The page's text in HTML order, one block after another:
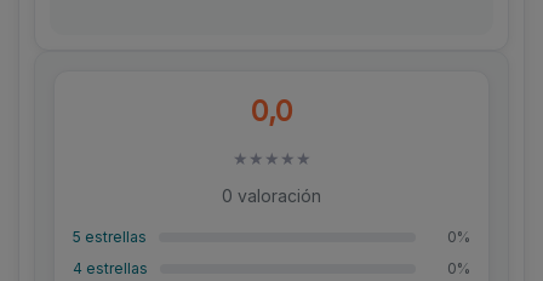
0,0
★ ★ ★ ★ ★
0 valoración
5 estrellas
0%
4 estrellas
0%